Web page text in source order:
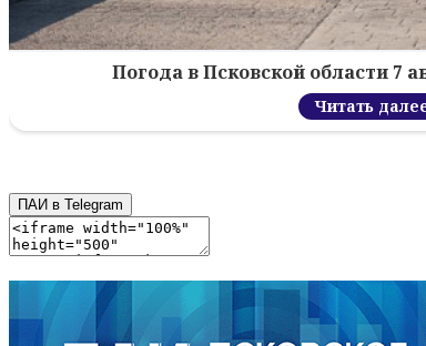
Погода в Псковской области 7
Читать
ПАИ в Telegram